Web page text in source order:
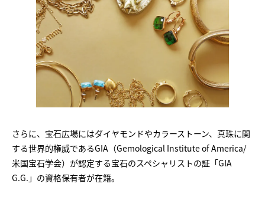
さらに、宝石広場にはダイヤモンドやカラーストーン、真珠に関
する世界的権威であるGIA（Gemological Institute of America/
米国宝石学会）が認定する宝石のスペシャリストの証「GIA
G.G.」の資格保有者が在籍。